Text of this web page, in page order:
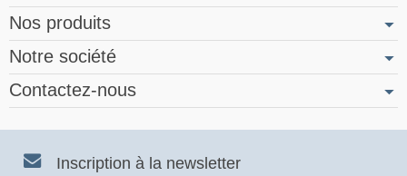
Nos produits
Notre société
Contactez-nous
Inscription à la newsletter